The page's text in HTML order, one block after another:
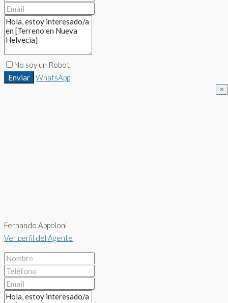
No soy un Robot
Enviar
WhatsApp
×
Fernando Appoloni
Ver perfil del Agente